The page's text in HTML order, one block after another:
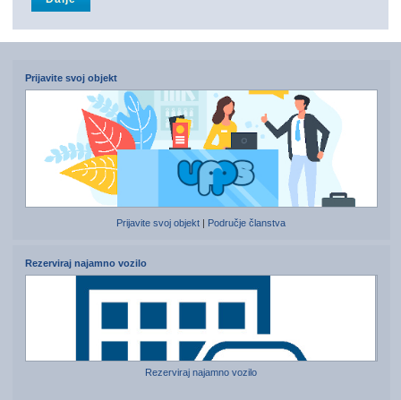
Prijavite svoj objekt
Prijavite svoj objekt Područje članstva
Rezerviraj najamno vozilo
Rezerviraj najamno vozilo